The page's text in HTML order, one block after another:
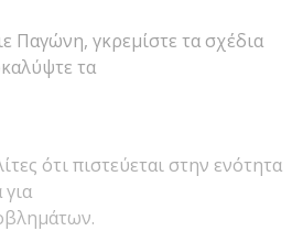
Παγώνη, γκρεμίστε τα σχέδια
τα
ότι πιστεύεται στην ενότητα